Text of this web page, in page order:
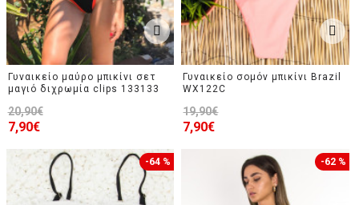
Γυναικείο μαύρο μπικίνι σετ
μαγιό διχρωμία clips 133133
7,90€
20,90€
Γυναικείο σομόν μπικίνι Brazil
WX122C
7,90€
19,90€
-64 % -62 %